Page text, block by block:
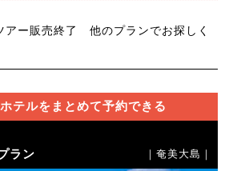
アー販売終了 他のプランでお探しく
テルをまとめて予約できる
ラン ｜奄美大島｜